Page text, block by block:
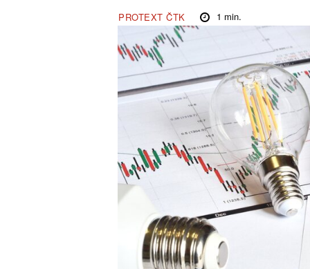
PROTEXT ČTK 1 min.